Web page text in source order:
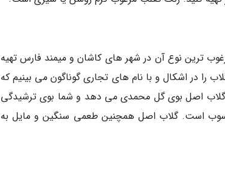
ترین نوع آن در شهر های کاشان و میمند فارس تهیه
را در اشکال و با نام های تجاری گوناگون می بینیم که
گلاب اصل بوی گل محمدی می دهد و شما بوی ترشیدگی
است. گلاب اصل همچنین طعمی سنگین و مایل به